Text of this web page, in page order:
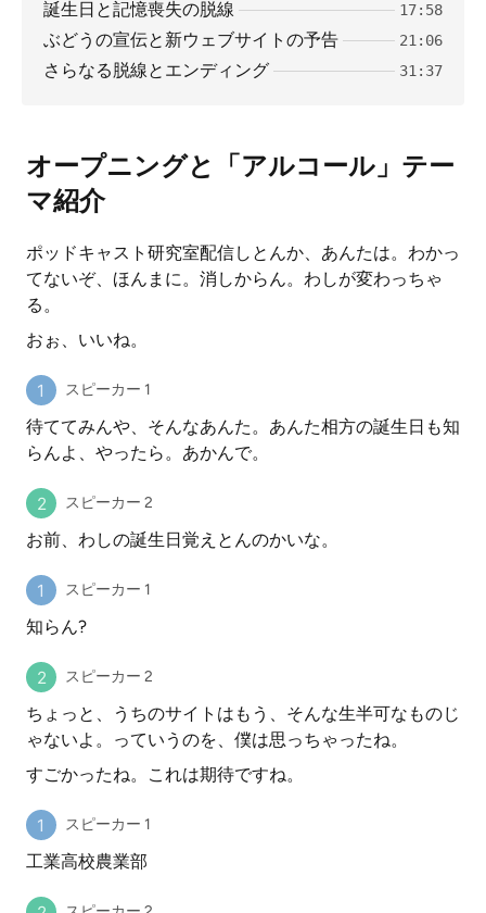
誕生日と記憶喪失の脱線 17:58
ぶどうの宣伝と新ウェブサイトの予告 21:06
さらなる脱線とエンディング 31:37
オープニングと「アルコール」テー
マ紹介
ポッドキャスト研究室配信しとんか、あんたは。わかっ
てないぞ、ほんまに。消しからん。わしが変わっちゃ
る。
おぉ、いいね。
スピーカー 1
待ててみんや、そんなあんた。あんた相方の誕生日も知
らんよ、やったら。あかんで。
スピーカー 2
お前、わしの誕生日覚えとんのかいな。
スピーカー 1
知らん?
スピーカー 2
ちょっと、うちのサイトはもう、そんな生半可なものじ
ゃないよ。っていうのを、僕は思っちゃったね。
すごかったね。これは期待ですね。
スピーカー 1
工業高校農業部